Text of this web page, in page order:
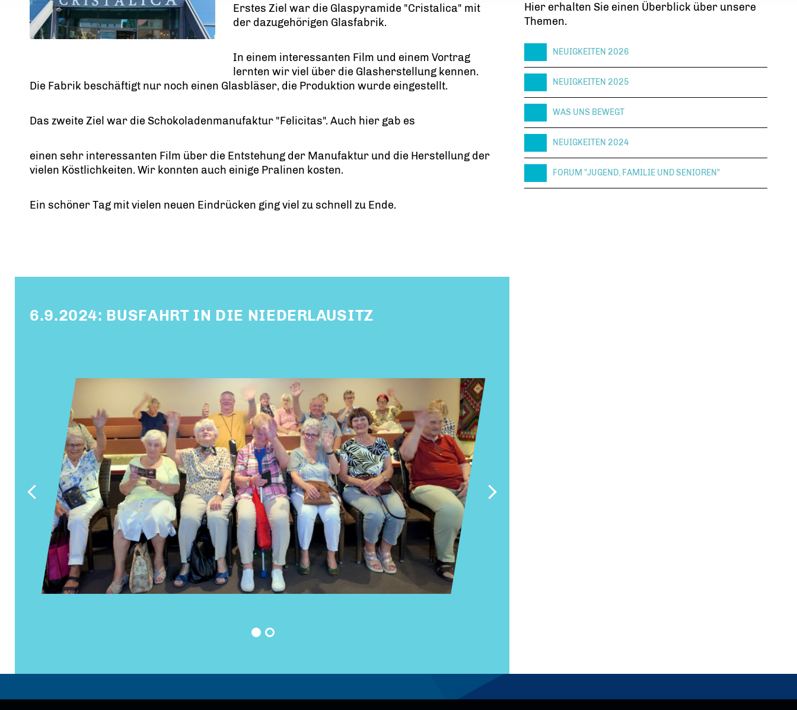
Erstes Ziel war die Glaspyramide "Cristalica" mit
der dazugehörigen Glasfabrik.
In einem interessanten Film und einem Vortrag
lernten wir viel über die Glasherstellung kennen.
Die Fabrik beschäftigt nur noch einen Glasbläser, die Produktion wurde eingestellt.
Das zweite Ziel war die Schokoladenmanufaktur "Felicitas". Auch hier gab es
einen sehr interessanten Film über die Entstehung der Manufaktur und die Herstellung der
vielen Köstlichkeiten. Wir konnten auch einige Pralinen kosten.
Ein schöner Tag mit vielen neuen Eindrücken ging viel zu schnell zu Ende.
6.9.2024: BUSFAHRT IN DIE NIEDERLAUSITZ
Hier erhalten Sie einen Überblick über unsere
Themen.
NEUIGKEITEN 2026
NEUIGKEITEN 2025
WAS UNS BEWEGT
NEUIGKEITEN 2024
FORUM "JUGEND, FAMILIE UND SENIOREN"